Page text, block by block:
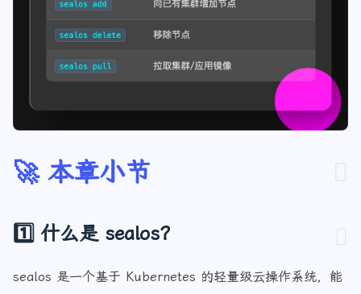
🚀 本章小节
1️⃣ 什么是 sealos？
sealos 是一个基于 Kubernetes 的轻量级云操作系统，能